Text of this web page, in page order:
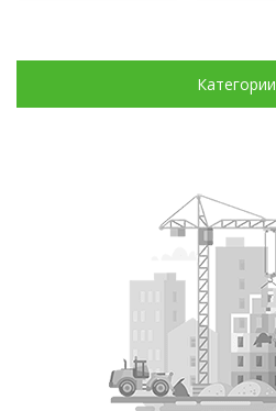
Категории